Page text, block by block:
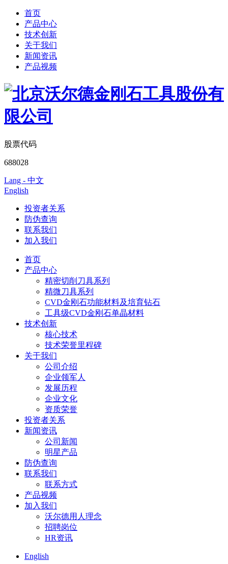
首页
产品中心
技术创新
关于我们
新闻资讯
产品视频
股票代码
688028
Lang - 中文
English
投资者关系
防伪查询
联系我们
加入我们
首页
产品中心
精密切削刀具系列
精微刀具系列
CVD金刚石功能材料及培育钻石
工具级CVD金刚石单晶材料
技术创新
核心技术
技术荣誉里程碑
关于我们
公司介绍
企业领军人
发展历程
企业文化
资质荣誉
投资者关系
新闻资讯
公司新闻
明星产品
防伪查询
联系我们
联系方式
产品视频
加入我们
沃尔德用人理念
招聘岗位
HR资讯
English